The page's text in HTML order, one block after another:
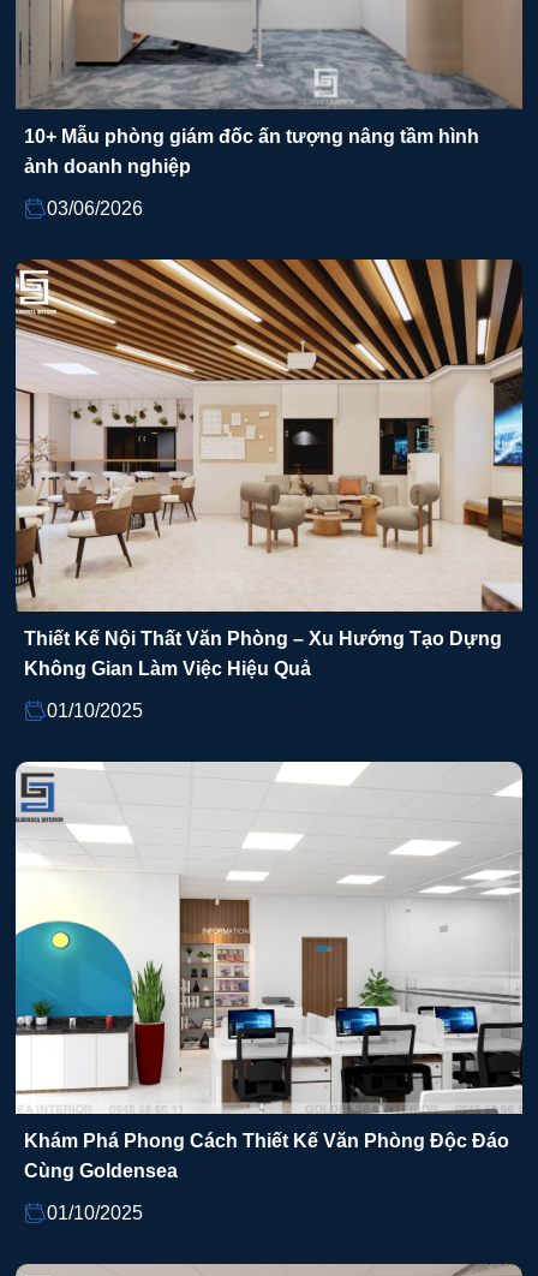
10+ Mẫu phòng giám đốc ấn tượng nâng tầm hình
ảnh doanh nghiệp
03/06/2026
Thiết Kế Nội Thất Văn Phòng – Xu Hướng Tạo Dựng
Không Gian Làm Việc Hiệu Quả
01/10/2025
Khám Phá Phong Cách Thiết Kế Văn Phòng Độc Đáo
Cùng Goldensea
01/10/2025